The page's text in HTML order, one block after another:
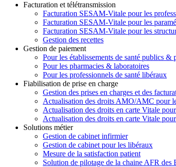
Facturation et télétransmission
Facturation SESAM-Vitale pour les
Facturation SESAM-Vitale pour les
Facturation SESAM-Vitale pour les
Gestion des recettes
Gestion de paiement
Pour les établissements de santé publics &
Pour les pharmacies & laboratoires
Pour les professionnels de santé libéraux
Fiabilisation de prise en charge
Gestion des prises en charges et des
Actualisation des droits AMO/AMC pour
Actualisation des droits en carte Vitale
Actualisation des droits en carte Vitale
Solutions métier
Gestion de cabinet infirmier
Gestion de cabinet pour les libéraux
Mesure de la satisfaction patient
Solution de pilotage de la chaine AFR des